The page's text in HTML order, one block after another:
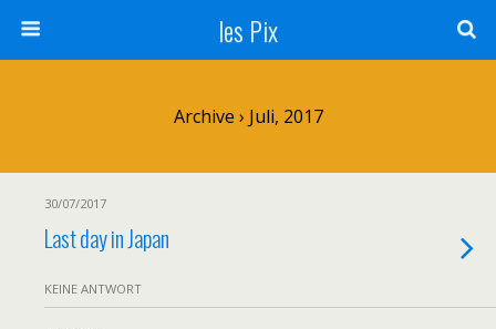
les Pix
Archive › Juli, 2017
30/07/2017
Last day in Japan
KEINE ANTWORT